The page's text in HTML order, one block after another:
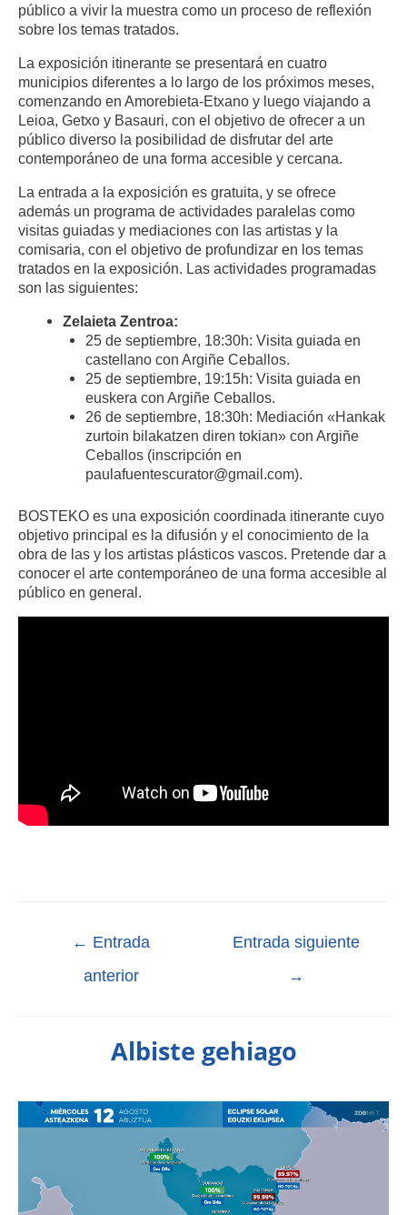
público a vivir la muestra como un proceso de reflexión
sobre los temas tratados.
La exposición itinerante se presentará en cuatro
municipios diferentes a lo largo de los próximos meses,
comenzando en Amorebieta-Etxano y luego viajando a
Leioa, Getxo y Basauri, con el objetivo de ofrecer a un
público diverso la posibilidad de disfrutar del arte
contemporáneo de una forma accesible y cercana.
La entrada a la exposición es gratuita, y se ofrece
además un programa de actividades paralelas como
visitas guiadas y mediaciones con las artistas y la
comisaria, con el objetivo de profundizar en los temas
tratados en la exposición. Las actividades programadas
son las siguientes:
Zelaieta Zentroa:
25 de septiembre, 18:30h: Visita guiada en
castellano con Argiñe Ceballos.
25 de septiembre, 19:15h: Visita guiada en
euskera con Argiñe Ceballos.
26 de septiembre, 18:30h: Mediación «Hankak
zurtoin bilakatzen diren tokian» con Argiñe
Ceballos (inscripción en
paulafuentescurator@gmail.com).
BOSTEKO es una exposición coordinada itinerante cuyo
objetivo principal es la difusión y el conocimiento de la
obra de las y los artistas plásticos vascos. Pretende dar a
conocer el arte contemporáneo de una forma accesible al
público en general.
← Entrada
anterior
Entrada siguiente
→
Albiste gehiago